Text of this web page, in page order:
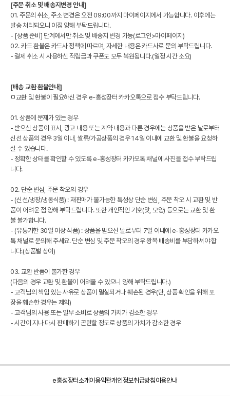
[주문 취소 및 배송지변경 안내]
01. 주문의 취소, 주소 변경은 오전 09:00까지 마이페이지에서 가능합니다. 이후에는
발송 처리되오니 이점 양해 부탁드립니다.
- [상품 준비] 단계에서만 취소 및 배송지 변경 가능(로그인>마이페이지)
02. 카드 환불은 카드사 정책에 따르며, 자세한 내용은 카드사로 문의 부탁드립니다.
- 결제 취소 시 사용하신 적립금과 쿠폰도 모두 복원됩니다.(일정 시간 소요)
[배송 교환 환불안내]
ㅁ교환 및 환불이 필요하신 경우 e-홍성장터 카카오톡으로 접수 부탁드립니다.
01. 상품에 문제가 있는 경우
- 받으신 상품이 표시, 광고 내용 또는 계약 내용과 다른 경우에는 상품을 받은 날로부터
신선 상품의 경우 3일 이내, 쌀류/가공상품의 경우 14일 이내에 교환 및 환불을 요청하
실 수 있습니다.
- 정확한 상태를 확인할 수 있도록 e-홍성장터 카카오톡 채널에 사진을 접수 부탁드립
니다.
02. 단순 변심, 주문 착오의 경우
- (신선/냉장/냉동식품) : 재판매가 불가능한 특성상 단순 변심, 주문 착오 시 교환 및 반
품이 어려운 점 양해 부탁드립니다. 또한 개인적인 기호(맛, 모양) 등으로는 교환 및 환
불 불가합니다.
- (유통기한 30일 이상 식품) : 상품을 받으신 날로부터 7일 이내에 e-홍성장터 카카오
톡 채널로 문의해 주세요. 단순 변심 및 주문 착오의 경우 왕복 배송비를 부담하셔야 합
니다.(상품별 상이)
03. 교환 반품이 불가한 경우
(다음의 경우 교환 및 환불이 어려울 수 있으니 양해 부탁드립니다.)
- 고객님의 책임 있는 사유로 상품이 멸실되거나 훼손된 경우(단, 상품 확인을 위해 포
장을 훼손한 경우는 제외)
- 고객님의 사용 또는 일부 소비로 상품의 가치가 감소한 경우
- 시간이 지나 다시 판매하기 곤란할 정도로 상품의 가치가 감소한 경우
e홍성장터소개이용약관개인정보취급방침이용안내